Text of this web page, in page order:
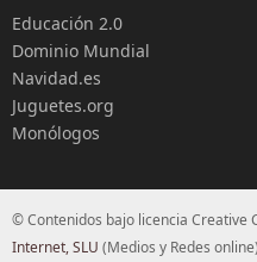
Educación 2.0
Dominio Mundial
Navidad.es
Juguetes.org
Monólogos
© Contenidos bajo licencia Creative
Internet, SLU (Medios y Redes